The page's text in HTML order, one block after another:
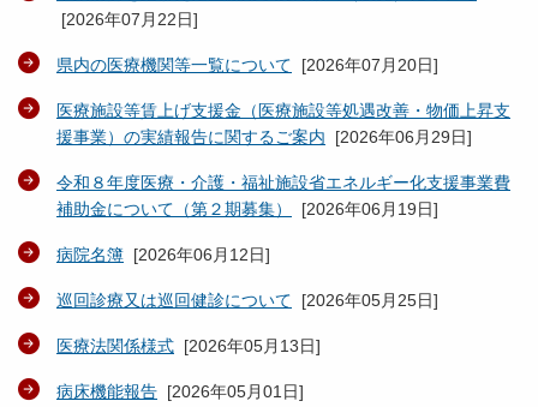
[2026年07月22日]
県内の医療機関等一覧について [2026年07月20日]
医療施設等賃上げ支援金（医療施設等処遇改善・物価上昇支
援事業）の実績報告に関するご案内 [2026年06月29日]
令和８年度医療・介護・福祉施設省エネルギー化支援事業費
補助金について（第２期募集）
[2026年06月19日]
病院名簿 [2026年06月12日]
巡回診療又は巡回健診について [2026年05月25日]
医療法関係様式 [2026年05月13日]
病床機能報告 [2026年05月01日]